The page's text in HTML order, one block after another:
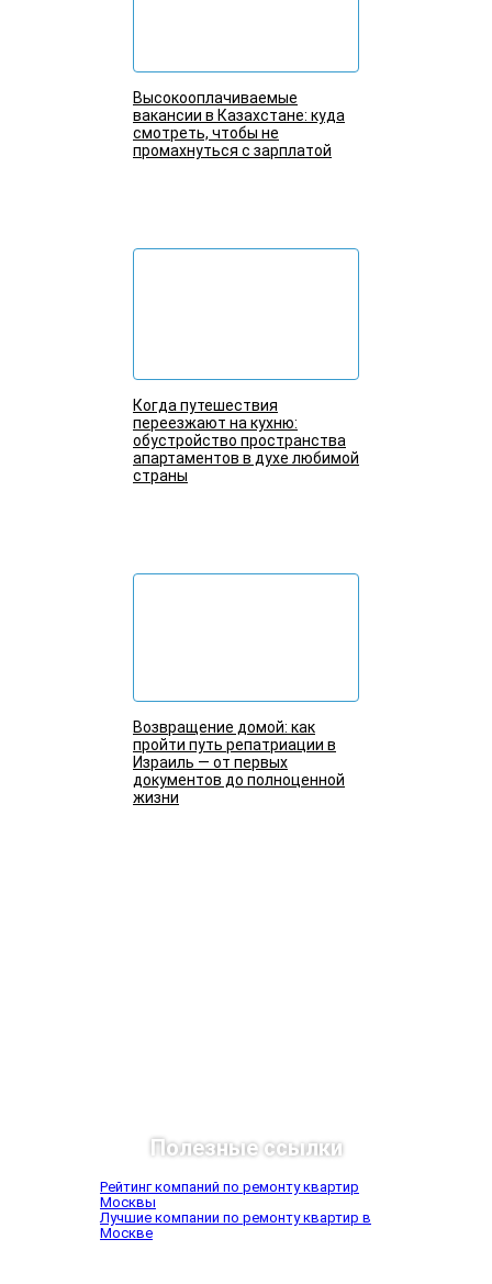
Высокооплачиваемые
вакансии в Казахстане: куда
смотреть, чтобы не
промахнуться с зарплатой
Когда путешествия
переезжают на кухню:
обустройство пространства
апартаментов в духе любимой
страны
Возвращение домой: как
пройти путь репатриации в
Израиль — от первых
документов до полноценной
жизни
Полезные ссылки
Рейтинг компаний по ремонту квартир
Москвы
Лучшие компании по ремонту квартир в
Москве